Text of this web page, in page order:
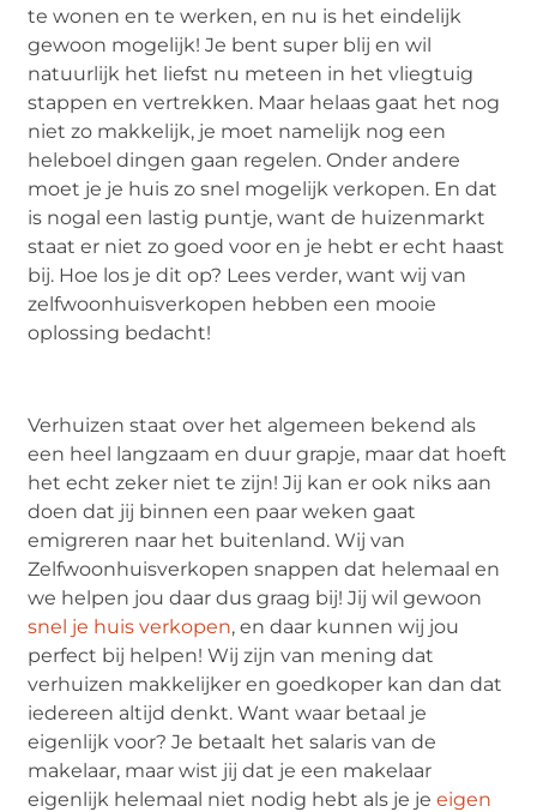
te wonen en te werken, en nu is het eindelijk
gewoon mogelijk! Je bent super blij en wil
natuurlijk het liefst nu meteen in het vliegtuig
stappen en vertrekken. Maar helaas gaat het nog
niet zo makkelijk, je moet namelijk nog een
heleboel dingen gaan regelen. Onder andere
moet je je huis zo snel mogelijk verkopen. En dat
is nogal een lastig puntje, want de huizenmarkt
staat er niet zo goed voor en je hebt er echt haast
bij. Hoe los je dit op? Lees verder, want wij van
zelfwoonhuisverkopen hebben een mooie
oplossing bedacht!
Verhuizen staat over het algemeen bekend als
een heel langzaam en duur grapje, maar dat hoeft
het echt zeker niet te zijn! Jij kan er ook niks aan
doen dat jij binnen een paar weken gaat
emigreren naar het buitenland. Wij van
Zelfwoonhuisverkopen snappen dat helemaal en
we helpen jou daar dus graag bij! Jij wil gewoon
snel je huis verkopen, en daar kunnen wij jou
perfect bij helpen! Wij zijn van mening dat
verhuizen makkelijker en goedkoper kan dan dat
iedereen altijd denkt. Want waar betaal je
eigenlijk voor? Je betaalt het salaris van de
makelaar, maar wist jij dat je een makelaar
eigenlijk helemaal niet nodig hebt als je jeeigen